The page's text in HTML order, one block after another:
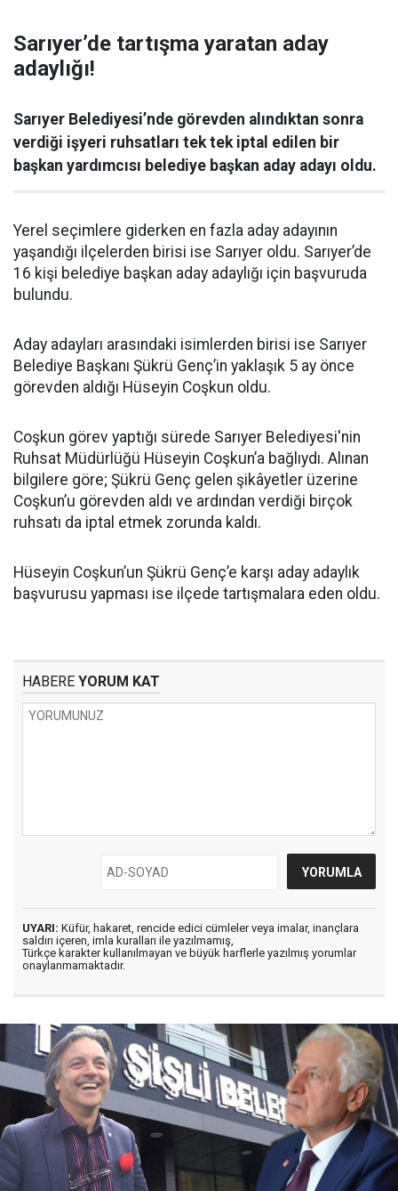
Sarıyer’de tartışma yaratan aday
adaylığı!
Sarıyer Belediyesi’nde görevden alındıktan sonra
verdiği işyeri ruhsatları tek tek iptal edilen bir
başkan yardımcısı belediye başkan aday adayı oldu.
Yerel seçimlere giderken en fazla aday adayının
yaşandığı ilçelerden birisi ise Sarıyer oldu. Sarıyer’de
16 kişi belediye başkan aday adaylığı için başvuruda
bulundu.
Aday adayları arasındaki isimlerden birisi ise Sarıyer
Belediye Başkanı Şükrü Genç’in yaklaşık 5 ay önce
görevden aldığı Hüseyin Coşkun oldu.
Coşkun görev yaptığı sürede Sarıyer Belediyesi'nin
Ruhsat Müdürlüğü Hüseyin Coşkun’a bağlıydı. Alınan
bilgilere göre; Şükrü Genç gelen şikâyetler üzerine
Coşkun’u görevden aldı ve ardından verdiği birçok
ruhsatı da iptal etmek zorunda kaldı.
Hüseyin Coşkun’un Şükrü Genç’e karşı aday adaylık
başvurusu yapması ise ilçede tartışmalara eden oldu.
HABERE YORUM KAT
UYARI: Küfür, hakaret, rencide edici cümleler veya imalar, inançlara
saldırı içeren, imla kuralları ile yazılmamış,
Türkçe karakter kullanılmayan ve büyük harflerle yazılmış yorumlar
onaylanmamaktadır.